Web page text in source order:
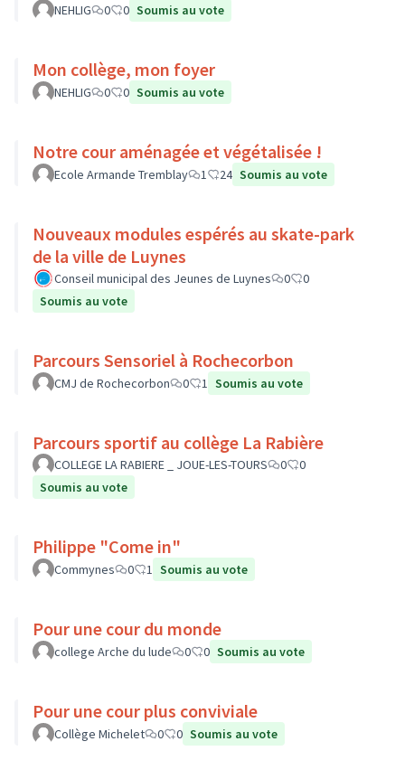
NEHLIG 0 0 Soumis au vote
Mon collège, mon foyer
NEHLIG 0 0 Soumis au vote
Notre cour aménagée et végétalisée !
Ecole Armande Tremblay 1 24 Soumis au vote
Nouveaux modules espérés au skate-park
de la ville de Luynes
Conseil municipal des Jeunes de Luynes 0
0
Soumis au vote
Parcours Sensoriel à Rochecorbon
CMJ de Rochecorbon 0 1 Soumis au vote
Parcours sportif au collège La Rabière
COLLEGE LA RABIERE _ JOUE-LES-TOURS 0
0
Soumis au vote
Philippe "Come in"
Commynes 0 1 Soumis au vote
Pour une cour du monde
college Arche du lude 0 0 Soumis au vote
Pour une cour plus conviviale
Collège Michelet 0 0 Soumis au vote